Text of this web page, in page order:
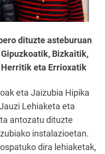
dituzte asteburuan
Bizkaitik,
eta Errioxatik
eta Jaizubia Hipika
Lehiaketa eta
antozatu dituzte
instalazioetan.
dira lehiaketak,